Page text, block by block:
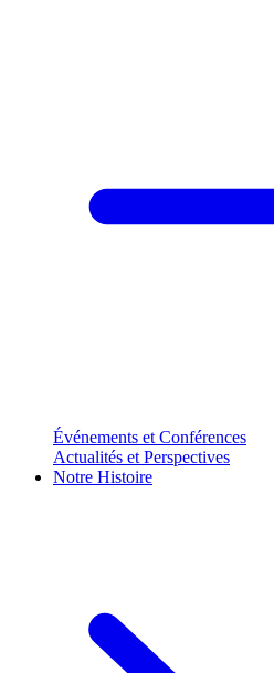
Événements et Conférences
Actualités et Perspectives
Notre Histoire